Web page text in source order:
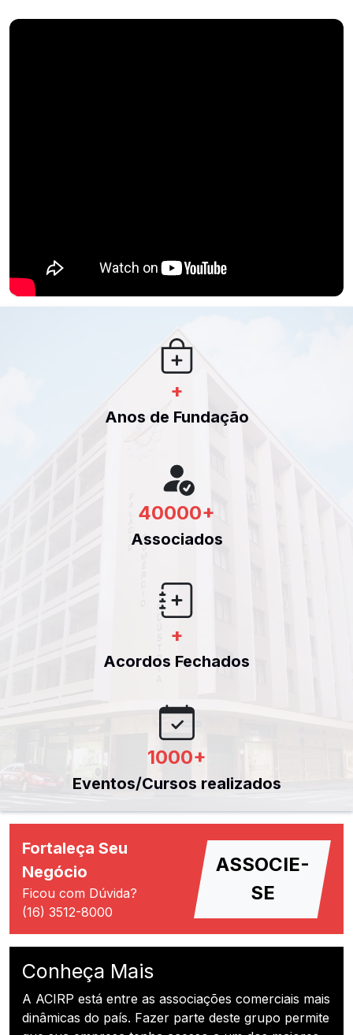
+
Anos de Fundação
40000+
Associados
+
Acordos Fechados
1000+
Eventos/Cursos realizados
Fortaleça Seu
Negócio
Ficou com Dúvida?
(16) 3512-8000
ASSOCIE-
SE
Conheça Mais
A ACIRP está entre as associações comerciais mais
dinâmicas do país. Fazer parte deste grupo permite